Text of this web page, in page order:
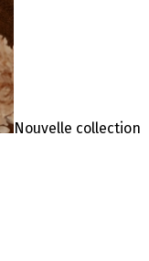
Nouvelle collection